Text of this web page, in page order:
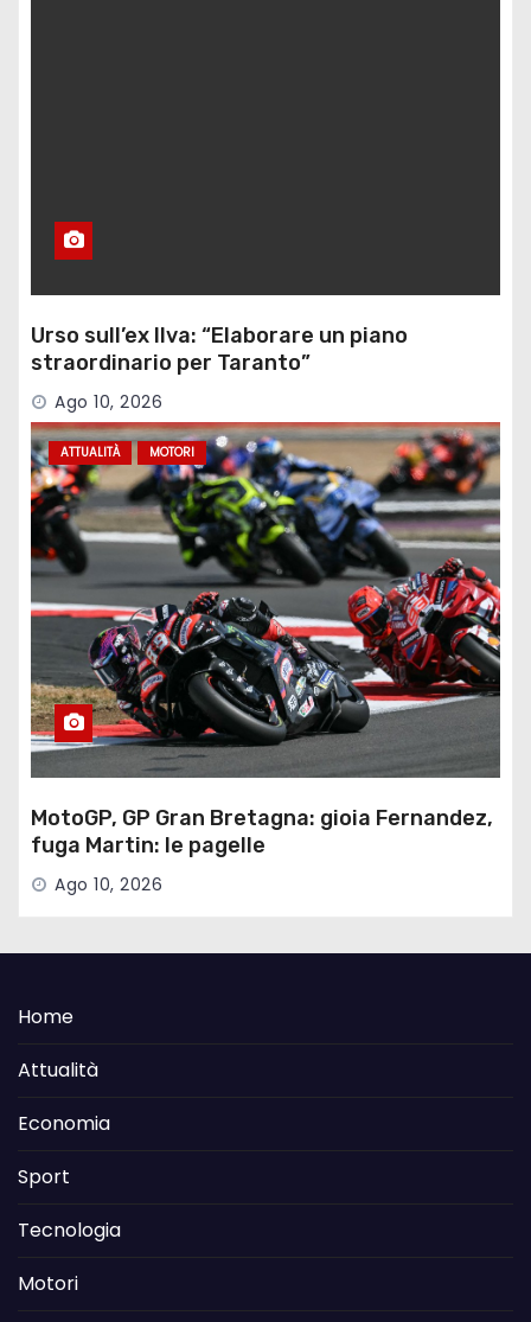
Urso sull’ex Ilva: “Elaborare un piano
straordinario per Taranto”
Ago 10, 2026
ATTUALITÀ MOTORI
MotoGP, GP Gran Bretagna: gioia Fernandez,
fuga Martin: le pagelle
Ago 10, 2026
Home
Attualità
Economia
Sport
Tecnologia
Motori